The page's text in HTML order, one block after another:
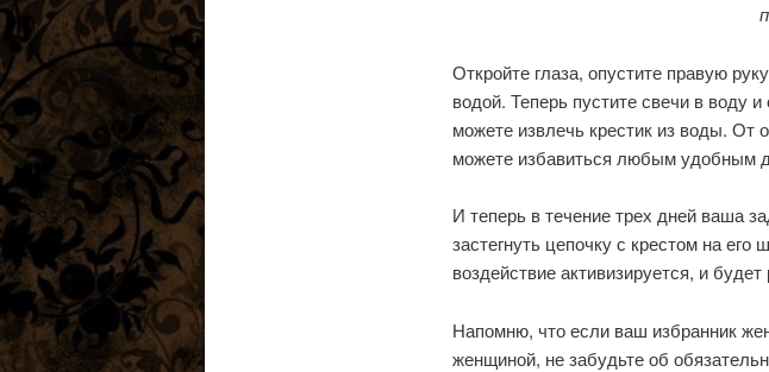
Откройте глаза, опустите правую
водой. Теперь пустите свечи в воду
можете извлечь крестик из воды. От
можете избавиться любым удобным
И теперь в течение трех дней ваша
застегнуть цепочку с крестом на
воздействие активизируется, и будет
Напомню, что если ваш избранник
женщиной, не забудьте об